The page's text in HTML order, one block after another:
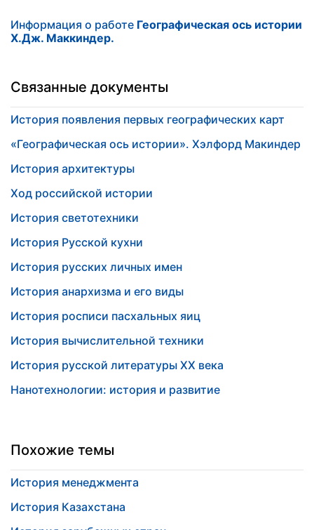
Информация о работе Географическая ось истории
Х.Дж. Маккиндер.
Связанные документы
История появления первых географических карт
«Географическая ось истории». Хэлфорд Макиндер
История архитектуры
Ход российской истории
История светотехники
История Русской кухни
История русских личных имен
История анархизма и его виды
История росписи пасхальных яиц
История вычислительной техники
История русской литературы ХХ века
Нанотехнологии: история и развитие
Похожие темы
История менеджмента
История Казахстана